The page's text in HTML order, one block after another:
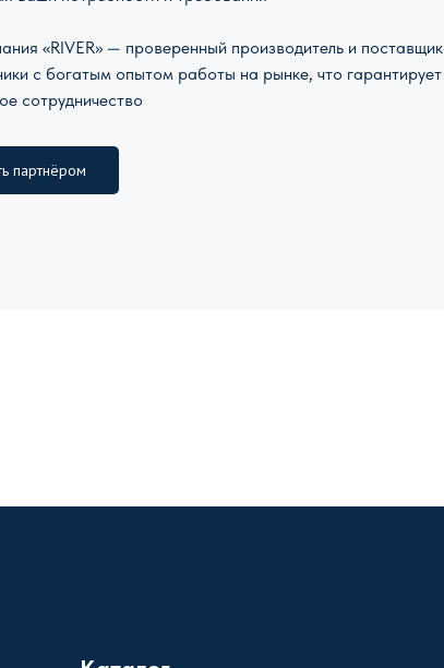
«RIVER» — проверенный производитель и поставщик
с богатым опытом работы на рынке, что гарантирует
сотрудничество
партнёром